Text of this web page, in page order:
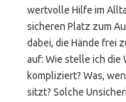
wertvolle Hilfe im
sicheren Platz zum
dabei, die Hände frei
auf: Wie stelle ich die
kompliziert? Was,
sitzt? Solche